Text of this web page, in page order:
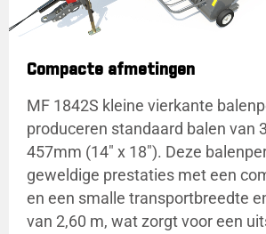
Compacte afmetingen
MF 1842S kleine vierkante
produceren standaard balen van
457mm (14" x 18"). Deze
geweldige prestaties met een
en een smalle transportbreedte
van 2,60 m, wat zorgt voor een